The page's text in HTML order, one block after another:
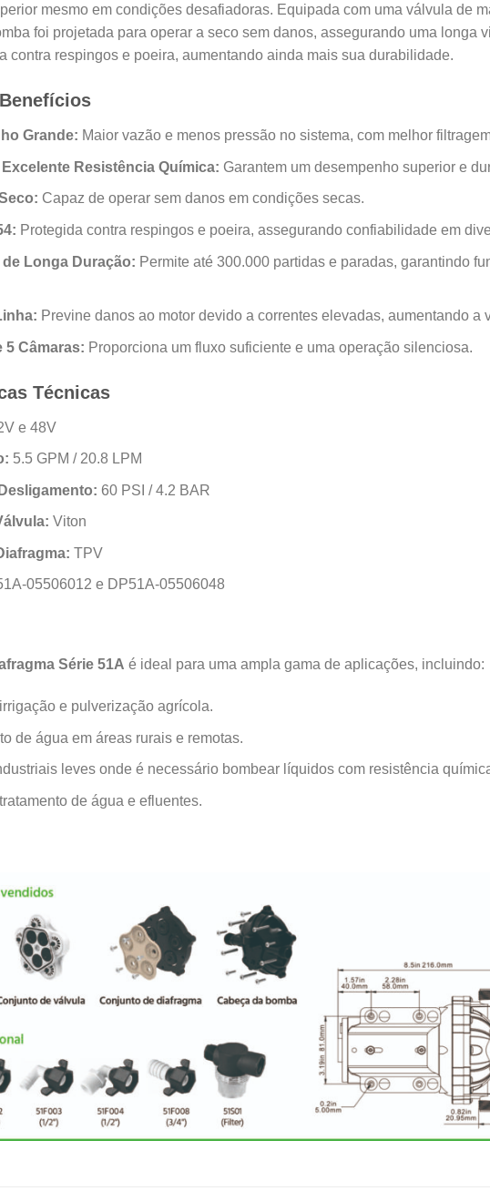
mesmo em condições desafiadoras. Equipada com uma válvula de
foi projetada para operar a seco sem danos, assegurando uma longa
contra respingos e poeira, aumentando ainda mais sua durabilidade.
Grande: Maior vazão e menos pressão no sistema, com melhor
Excelente Resistência Química: Garantem um desempenho superior e
Capaz de operar sem danos em condições secas.
Protegida contra respingos e poeira, assegurando confiabilidade em
Longa Duração: Permite até 300.000 partidas e paradas, garantindo
Previne danos ao motor devido a correntes elevadas, aumentando a
5 Câmaras: Proporciona um fluxo suficiente e uma operação silenciosa.
Técnicas
e 48V
5.5 GPM / 20.8 LPM
60 PSI / 4.2 BAR
Viton
TPV
05506012 e DP51A-05506048
Série 51A é ideal para uma ampla gama de aplicações, incluindo:
e pulverização agrícola.
de água em áreas rurais e remotas.
leves onde é necessário bombear líquidos com resistência
de água e efluentes.